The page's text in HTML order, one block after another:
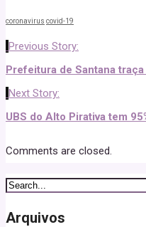
coronavirus covid-19
Previous Story:
Prefeitura de Santana
Next Story:
UBS do Alto Pirativa tem
Comments are closed.
Arquivos